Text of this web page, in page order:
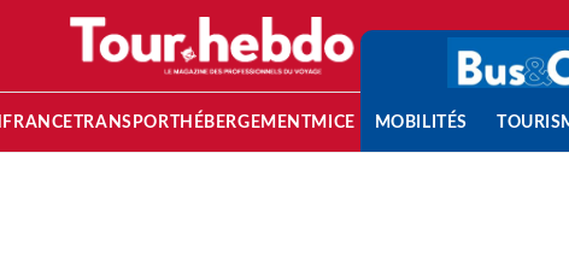
FRANCETRANSPORT HÉBERGEMENTMICE MOBILITÉS